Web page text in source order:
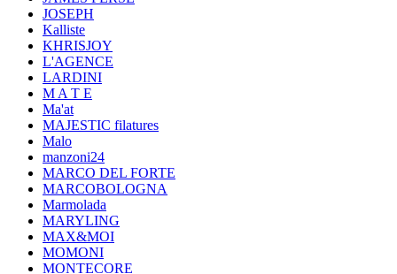
JOSEPH
Kalliste
KHRISJOY
L'AGENCE
LARDINI
M A T E
Ma'at
MAJESTIC filatures
Malo
manzoni24
MARCO DEL FORTE
MARCOBOLOGNA
Marmolada
MARYLING
MAX&MOI
MOMONI
MONTECORE